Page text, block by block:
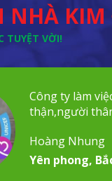
NHÀ
TUYỆT VỜI!
Công ty làm
thận,người
Hoàng Nhung
Yên phong,